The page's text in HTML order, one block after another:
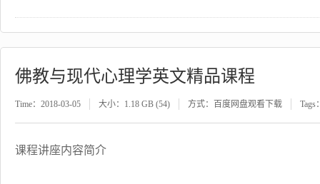
佛教与现代心理学英文精品课程
Time：2018-03-05 大小：1.18 GB (54) 方式：百度网盘观看下载 Tags
课程讲座内容简介